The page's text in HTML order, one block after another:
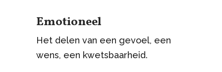
Emotioneel
Het delen van een gevoel, een
wens, een kwetsbaarheid.